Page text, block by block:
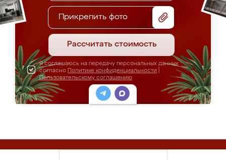
Прикрепить фото
Рассчитать стоимость
Я соглашаюсь на передачу персональных данных
согласно Политике конфиденциальности
Пользовательскому соглашению